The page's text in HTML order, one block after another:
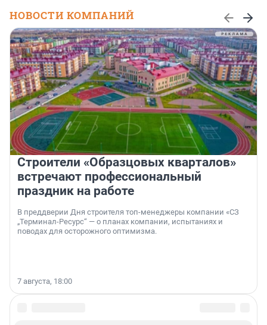
НОВОСТИ КОМПАНИЙ
Строители «Образцовых кварталов»
встречают профессиональный
праздник на работе
В преддверии Дня строителя топ-менеджеры компании «СЗ
„Терминал-Ресурс“ — о планах компании, испытаниях и
поводах для осторожного оптимизма.
7 августа, 18:00